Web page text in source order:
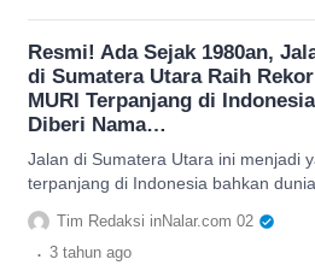
Resmi! Ada Sejak 1980an,
di Sumatera Utara Raih Rekor
MURI Terpanjang di
Diberi Nama…
Jalan di Sumatera Utara ini menjadi
terpanjang di Indonesia bahkan dunia
dan sudah diresmikan sejak tahun
an. Nama jalan diambil d
Tim Redaksi inNalar.com 02
. 3 tahun ago